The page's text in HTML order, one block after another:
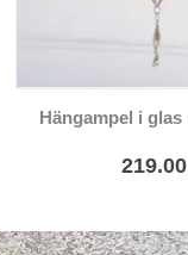
219.00